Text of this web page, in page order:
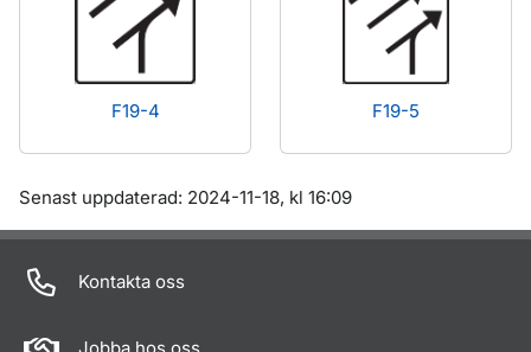
F19-4 F19-5
Om sidan
Senast uppdaterad: 2024-11-18, kl 16:09
Kontakta oss